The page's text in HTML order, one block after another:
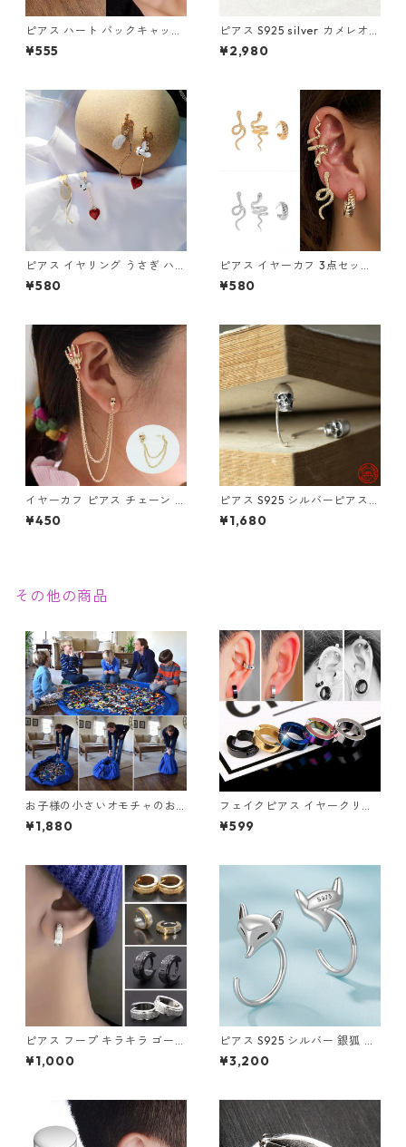
ピアス ハート バックキャッチ
ダブルハート 2way ハートピ
アス アクセサリー クリームホ
¥555
ピアス S925 silver カメレオン
爬虫類 カラフル レインボー シ
ルバー スタッド
¥2,980
ピアス イヤリング うさぎ ハー
ト 時計 アシメ かわいい 不思
議 兎 白うさぎ 懐中時計 ワン
¥580
ピアス イヤーカフ 3点セット
3個 スネーク 蛇 へび 片耳用
ゴールド シルバー メンズ レデ
¥580
イヤーカフ ピアス チェーン ス
カル ハンド フェイス ゴールド
骸骨 がいこつ パンク ゴスロリ
¥450
ピアス S925 シルバーピアス
スカル ユニセックス フックピ
アス 片耳用
¥1,680
その他の商品
お子様の小さいオモチャのお
片付けのお悩み解消！レゴマ
ット収納袋 Lサイズ 150cm
¥1,880
フェイクピアス イヤークリッ
プ イヤーカフ 2個セット メン
ズ レディース ピアス ノンホー
¥599
ピアス フープ キラキラ ゴール
ド シルバー コンビ フープピア
ス ゴールドライン グリッター
¥1,000
ピアス S925 シルバー 銀狐 狐
キツネ フックピアス Silver ア
クセサリー
¥3,200